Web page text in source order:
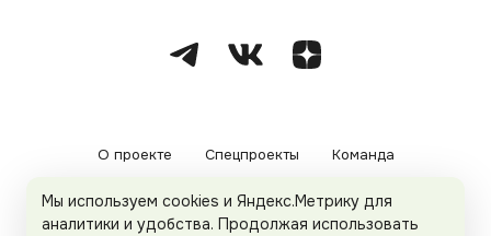
О проекте Спецпроекты Команда
Рекламодателям Политика конфиденциальности
Мы используем cookies и Яндекс.Метрику для
аналитики и удобства. Продолжая использовать